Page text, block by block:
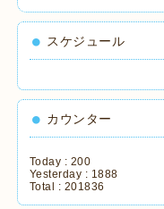
スケジュール
カウンター
Today : 200
Yesterday : 1888
Total : 201836